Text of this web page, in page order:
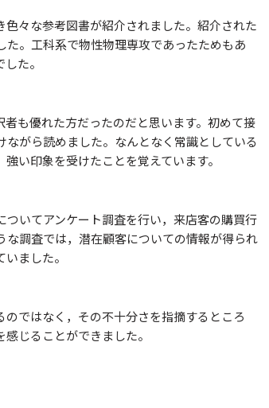
々な参考図書が紹介されました。紹介された
。工科系で物性物理専攻であったためもあ
た。
も優れた方だったのだと思います。初めて接
がら読めました。なんとなく常識としている
い印象を受けたことを覚えています。
いてアンケート調査を行い，来店客の購買行
調査では，潜在顧客についての情報が得られ
ました。
ではなく，その不十分さを指摘するところ
じることができました。